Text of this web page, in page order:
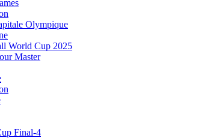
Olympique
World Cup 2025
Master
Final-4